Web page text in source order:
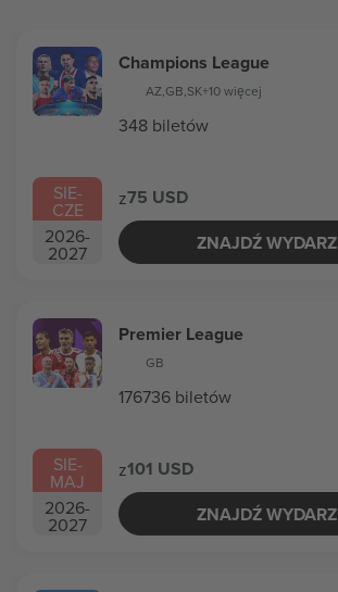
SIE-
CZE
2026-
2027
Champions League
AZ,GB,SK+10 więcej
348 biletów
z75 USD
ZNAJDŹ
SIE-
MAJ
2026-
2027
Premier League
GB
176736 biletów
z101 USD
ZNAJDŹ